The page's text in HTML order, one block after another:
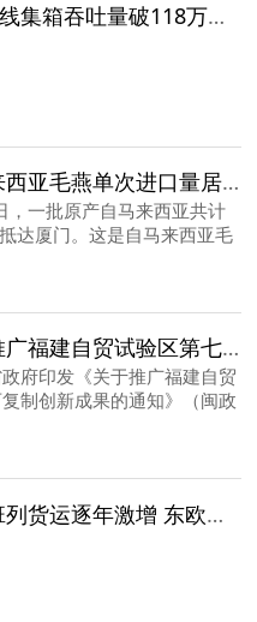
“丝路海运”航线集箱吞吐量破118万标箱
海沧园区马来西亚毛燕单次进口量居全国第一
，一批原产自马来西亚共计
达厦门。这是自马来西亚毛
省政府发文推广福建自贸试验区第七批20项经验做法
府印发《关于推广福建自贸
制创新成果的通知》（闽政
中国至中欧班列货运逐年激增 东欧边境城镇料难负荷